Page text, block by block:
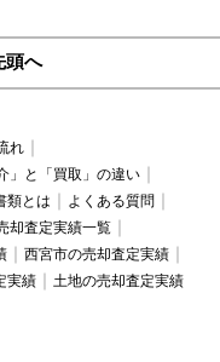
頭へ
れ
」と「買取」の違い
類とは
よくある質問
却査定実績一覧
西宮市の売却査定実績
実績 土地の売却査定実績